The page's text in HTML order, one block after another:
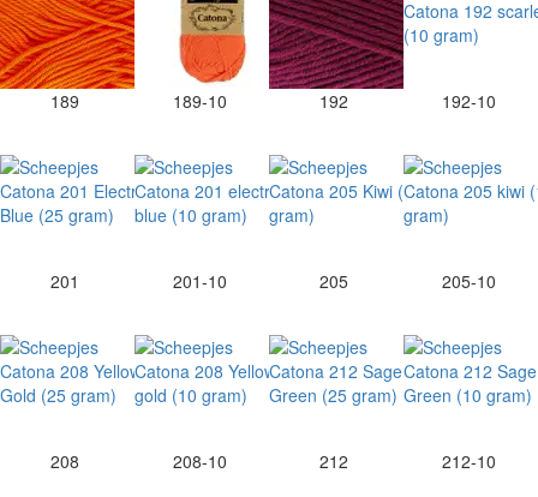
189 189-10 192 192-10
201 201-10 205 205-10
208 208-10 212 212-10